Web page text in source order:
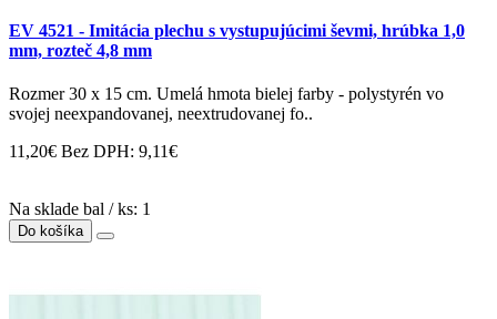
EV 4521 - Imitácia plechu s vystupujúcimi ševmi, hrúbka 1,0
mm, rozteč 4,8 mm
Rozmer 30 x 15 cm. Umelá hmota bielej farby - polystyrén vo
svojej neexpandovanej, neextrudovanej fo..
11,20€ Bez DPH: 9,11€
Na sklade bal / ks: 1
Do košíka